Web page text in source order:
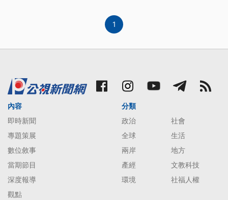
1
內容
即時新聞
專題策展
數位敘事
當期節目
深度報導
觀點
分類
政治
社會
全球
生活
兩岸
地方
產經
文教科技
環境
社福人權